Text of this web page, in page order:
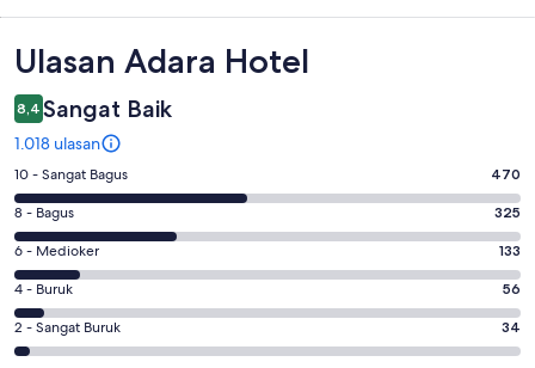
Ulasan
Ulasan Adara Hotel
8,4 Sangat Baik
1.018 ulasan
Penilaian
10
-
Sangat
Bagus.
470
dari
1018
10 - Sangat Bagus 470
Penilaian
8
-
Bagus.
325
dari
8 - Bagus 325
Penilaian
6
-
Medioker.
133
6 - Medioker 133
Penilaian
4
-
4 - Buruk 56
Penilaian
2
2 - Sangat Buruk 34